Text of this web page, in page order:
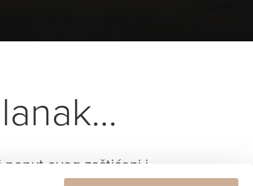
poput ovog zaštićeni i